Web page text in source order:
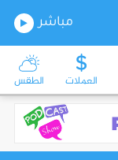
مباشر
العملات الطقس